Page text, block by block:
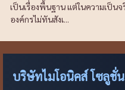
เป็นเรื่องพื้นฐาน แต่ในความเป็น
องค์กรไม่ทันสังเ...
บริษัทไมโอนิคส์ โซลูชั่